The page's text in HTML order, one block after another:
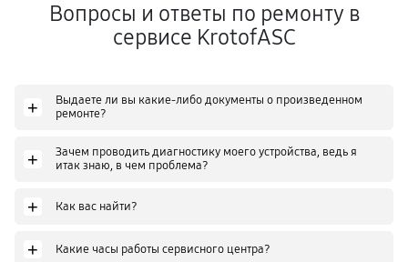
Чистка бака снегоуборщика
680 от 50 мин
Замена/Pемонт шнека снегоуборщика
Вопросы и ответы по ремонту в
сервисе KrotofASC
+
Выдаете ли вы какие-либо документы о произведенном
ремонте?
+
Зачем проводить диагностику моего устройства, ведь я
итак знаю, в чем проблема?
+ Как вас найти?
+ Какие часы работы сервисного центра?